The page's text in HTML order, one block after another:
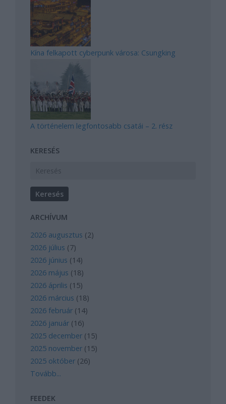
Kína felkapott cyberpunk városa: Csungking
A történelem legfontosabb csatái – 2. rész
KERESÉS
ARCHÍVUM
2026 augusztus (2)
2026 július (7)
2026 június (14)
2026 május (18)
2026 április (15)
2026 március (18)
2026 február (14)
2026 január (16)
2025 december (15)
2025 november (15)
2025 október (26)
Tovább...
FEEDEK